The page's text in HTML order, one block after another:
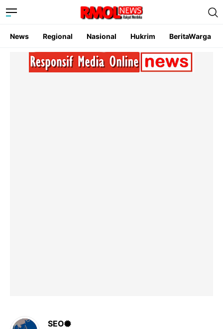
News Regional Nasional Hukrim BeritaWarga
SEO